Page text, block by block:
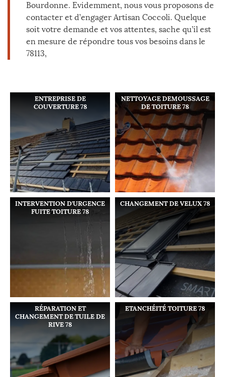
Bourdonne. Evidemment, nous vous proposons de
contacter et d’engager Artisan Coccoli. Quelque
soit votre demande et vos attentes, sache qu’il est
en mesure de répondre tous vos besoins dans le
78113,
ENTREPRISE DE
COUVERTURE 78
NETTOYAGE DEMOUSSAGE
DE TOITURE 78
INTERVENTION D'URGENCE
FUITE TOITURE 78
CHANGEMENT DE VELUX 78
RÉPARATION ET
CHANGEMENT DE TUILE DE
RIVE 78
ETANCHÉITÉ TOITURE 78